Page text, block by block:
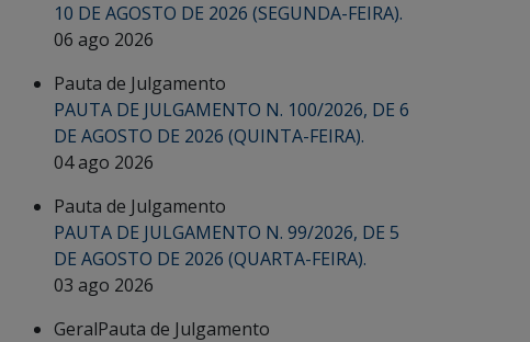
10 DE AGOSTO DE 2026 (SEGUNDA-FEIRA).
06 ago 2026
Pauta de Julgamento
PAUTA DE JULGAMENTO N. 100/2026, DE 6
DE AGOSTO DE 2026 (QUINTA-FEIRA).
04 ago 2026
Pauta de Julgamento
PAUTA DE JULGAMENTO N. 99/2026, DE 5
DE AGOSTO DE 2026 (QUARTA-FEIRA).
03 ago 2026
GeralPauta de Julgamento